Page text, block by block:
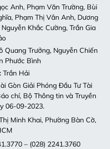
Anh, Phạm Văn Trường, Bùi
Phạm Thị Vân Anh, Dương
Khắc Cường, Trần Gia
Quang Trưởng, Nguyễn Chiến
Phước Bình
Trần Hải
Gòn Giải Phóng Đầu Tư Tài
chí, Bộ Thông tin và Truyền
06-09-2023.
Minh Khai, Phường Bàn Cờ,
– (028) 2241.3760